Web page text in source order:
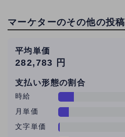
マーケターのその他の投稿
平均単価
282,783 円
支払い形態の割合
時給
月単価
文字単価